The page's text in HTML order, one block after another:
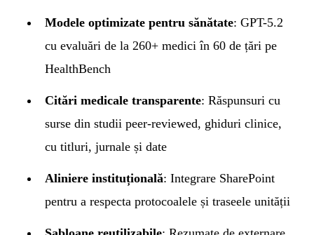
Modele optimizate pentru sănătate: GPT-5.2
cu evaluări de la 260+ medici în 60 de țări pe
HealthBench
Citări medicale transparente: Răspunsuri cu
surse din studii peer-reviewed, ghiduri clinice,
cu titluri, jurnale și date
Aliniere instituțională: Integrare SharePoint
pentru a respecta protocoalele și traseele unității